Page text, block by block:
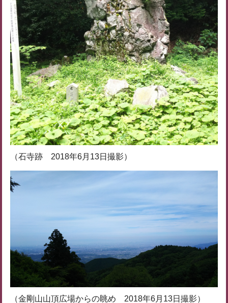
（石寺跡 2018年6月13日撮影）
（金剛山山頂広場からの眺め 2018年6月13日撮影）